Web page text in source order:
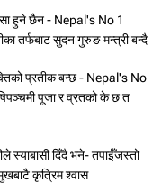
हुने छैन - Nepal's No 1
तर्फबाट सुदन गुरुङ मन्त्री बन्दै
प्रतीक बन्छ - Nepal's No
पूजा र व्रतको के छ त
स्याबासी दिँदै भने- तपाईँजस्तो
कृत्रिम श्वास